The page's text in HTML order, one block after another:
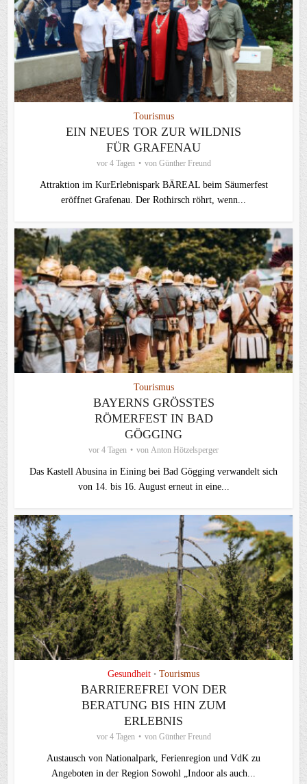
Tourismus
EIN NEUES TOR ZUR WILDNIS
FÜR GRAFENAU
vor 4 Tagen von Günther Freund
Attraktion im KurErlebnispark BÄREAL beim Säumerfest
eröffnet Grafenau. Der Rothirsch röhrt, wenn...
Tourismus
BAYERNS GRÖSSTES R
ÖMERFEST IN BAD G
ÖGGING
vor 4 Tagen von Anton Hötzelsperger
Das Kastell Abusina in Eining bei Bad Gögging verwandelt sich
von 14. bis 16. August erneut in eine...
Gesundheit • Tourismus
BARRIEREFREI VON DER
BERATUNG BIS HIN ZUM
ERLEBNIS
vor 4 Tagen von Günther Freund
Austausch von Nationalpark, Ferienregion und VdK zu
Angeboten in der Region Sowohl „Indoor als auch...